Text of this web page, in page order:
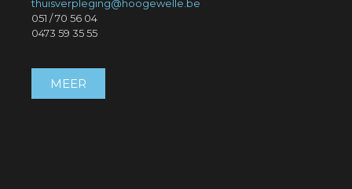
thuisverpleging@hoogewelle.be
051 / 70 56 04
0473 59 35 55
MEER